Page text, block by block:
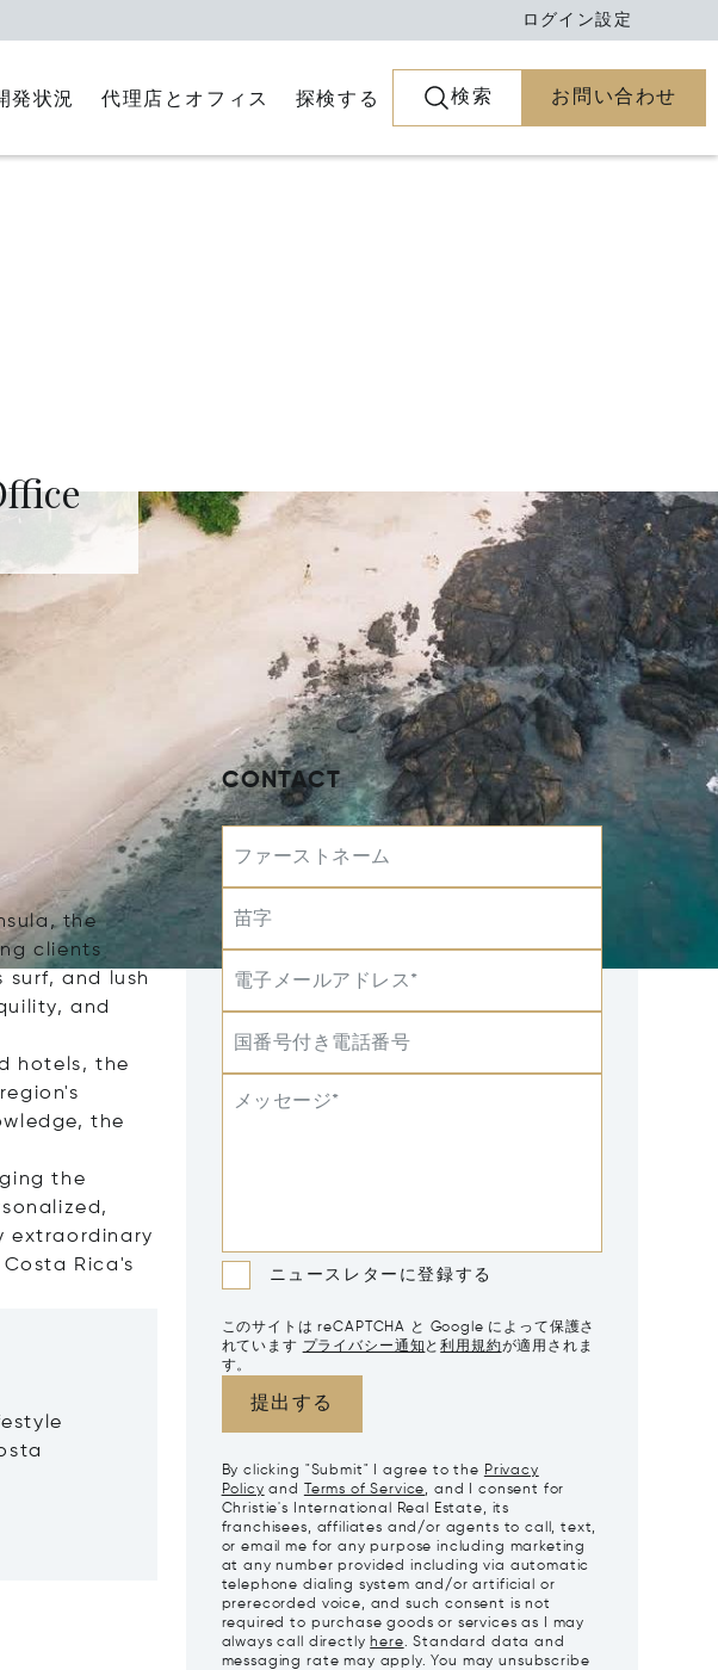
ログイン設定
発状況 代理店とオフィス 探検する 検索 お問い合わせ
the
clients
and lush
and
hotels, the
the
the
extraordinary
Rica's
CONTACT
ファーストネーム
苗字
電子メールアドレス*
国番号付き電話番号
メッセージ*
ニュースレターに登録する
このサイトは reCAPTCHA と Google によって保護さ
れています プライバシー通知 と利用規約が適用されま
す。
提出する
By clicking "Submit" I agree to the Privacy
Policy and Terms of Service, and I consent for
Christie's International Real Estate, its
franchisees, affiliates and/or agents to call, text,
or email me for any purpose including marketing
at any number provided including via automatic
telephone dialing system and/or artificial or
prerecorded voice, and such consent is not
required to purchase goods or services as I may
always call directly here. Standard data and
messaging rate may apply. You may unsubscribe